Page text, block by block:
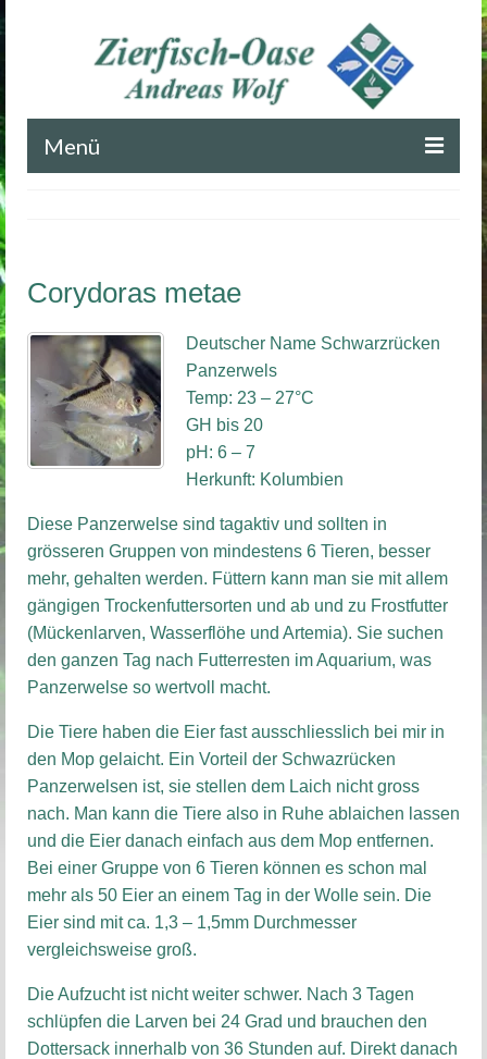
Menü
Impressum
Kontakt
Corydoras metae
Deutscher Name Schwarzrücken
Panzerwels
Temp: 23 – 27°C
GH bis 20
pH: 6 – 7
Herkunft: Kolumbien
Diese Panzerwelse sind tagaktiv und sollten in
grösseren Gruppen von mindestens 6 Tieren, besser
mehr, gehalten werden. Füttern kann man sie mit allem
gängigen Trockenfuttersorten und ab und zu Frostfutter
(Mückenlarven, Wasserflöhe und Artemia). Sie suchen
den ganzen Tag nach Futterresten im Aquarium, was
Panzerwelse so wertvoll macht.
Die Tiere haben die Eier fast ausschliesslich bei mir in
den Mop gelaicht. Ein Vorteil der Schwazrücken
Panzerwelsen ist, sie stellen dem Laich nicht gross
nach. Man kann die Tiere also in Ruhe ablaichen lassen
und die Eier danach einfach aus dem Mop entfernen.
Bei einer Gruppe von 6 Tieren können es schon mal
mehr als 50 Eier an einem Tag in der Wolle sein. Die
Eier sind mit ca. 1,3 – 1,5mm Durchmesser
vergleichsweise groß.
Die Aufzucht ist nicht weiter schwer. Nach 3 Tagen
schlüpfen die Larven bei 24 Grad und brauchen den
Dottersack innerhalb von 36 Stunden auf. Direkt danach